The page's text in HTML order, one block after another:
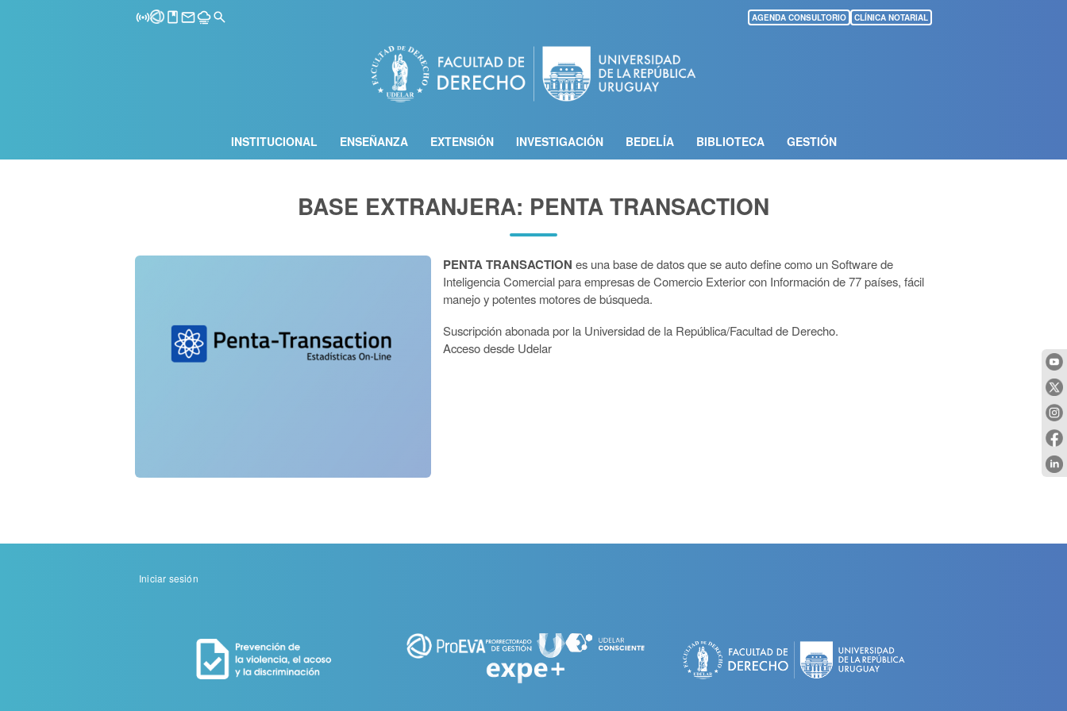
contenido
principal
AGENDA CONSULTORIO CLÍNICA NOTARIAL
INSTITUCIONAL ENSEÑANZA EXTENSIÓN INVESTIGACIÓN BEDELÍA BIBLIOTECA GESTIÓN
BASE EXTRANJERA: PENTA TRANSACTION
PENTA TRANSACTION es una base de datos que se auto define como un Software de
Inteligencia Comercial para empresas de Comercio Exterior con Información de 77 países, fácil
manejo y potentes motores de búsqueda.
Suscripción abonada por la Universidad de la República/Facultad de Derecho.
Acceso desde Udelar
Menu
Iniciar sesión